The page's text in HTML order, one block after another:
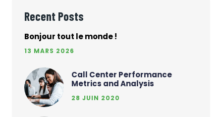
Recent Posts
Bonjour tout le monde !
13 MARS 2026
Call Center Performance
Metrics and Analysis
28 JUIN 2020